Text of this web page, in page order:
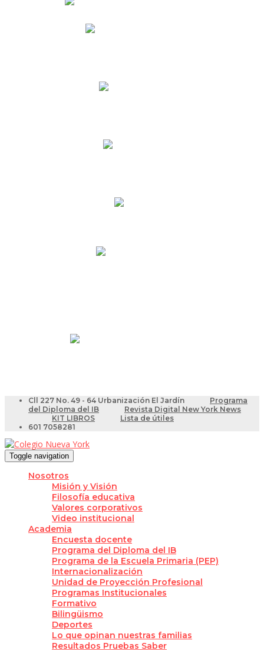
Cll 227 No. 49 - 64 Urbanización El Jardín
Programa
del Diploma del IB
Revista Digital New York News
KIT LIBROS
Lista de útiles
601 7058281
Toggle navigation
Nosotros
Misión y Visión
Filosofía educativa
Valores corporativos
Video institucional
Academia
Encuesta docente
Programa del Diploma del IB
Programa de la Escuela Primaria (PEP)
Internacionalización
Unidad de Proyección Profesional
Programas Institucionales
Formativo
Bilingüismo
Deportes
Lo que opinan nuestras familias
Resultados Pruebas Saber